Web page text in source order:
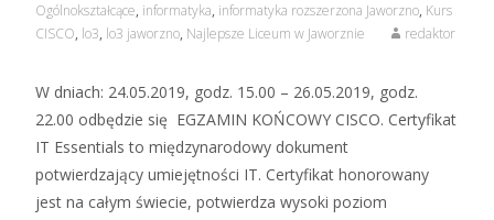
Ogólnokształcące, informatyka, informatyka rozszerzona Jaworzno, Kurs
CISCO, lo3, lo3 jaworzno, Najlepsze Liceum w Jaworznie redaktor
W dniach: 24.05.2019, godz. 15.00 – 26.05.2019, godz.
22.00 odbędzie się EGZAMIN KOŃCOWY CISCO. Certyfikat
IT Essentials to międzynarodowy dokument
potwierdzający umiejętności IT. Certyfikat honorowany
jest na całym świecie, potwierdza wysoki poziom